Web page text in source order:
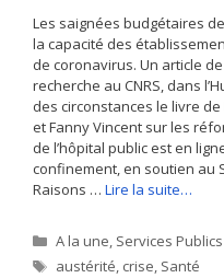
Les saignées budgétaires
la capacité des
de coronavirus. Un article
recherche au CNRS, dans
des circonstances le livre
et Fanny Vincent sur les
de l’hôpital public est en
confinement, en soutien au
Raisons … Lire la suite…
Catégories
A la une, Services Publics
Étiquettes
austérité, crise, Santé